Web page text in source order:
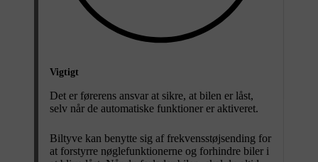
Vigtigt
Det er førerens ansvar at sikre, at bilen er låst,
selv når de automatiske funktioner er aktiveret.
Biltyve kan benytte sig af frekvensstøjsending for
at forstyrre nøglefunktionerne og forhindre biler i